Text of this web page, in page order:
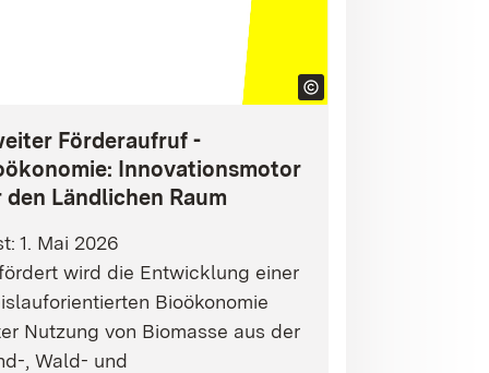
Förderaufruf -
Innovationsmotor
den Ländlichen Raum
1. Mai 2026
wird die Entwicklung einer
Bioökonomie
Nutzung von Biomasse aus der
, Wald- und